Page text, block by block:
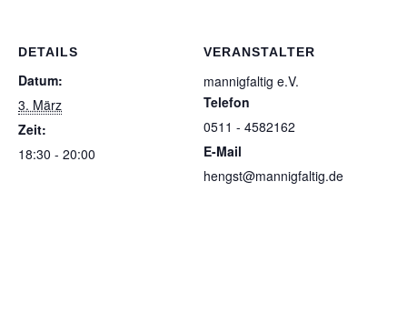
DETAILS
Datum:
3. März
Zeit:
18:30 - 20:00
VERANSTALTER
mannigfaltig e.V.
Telefon
0511 - 4582162
E-Mail
hengst@mannigfaltig.de